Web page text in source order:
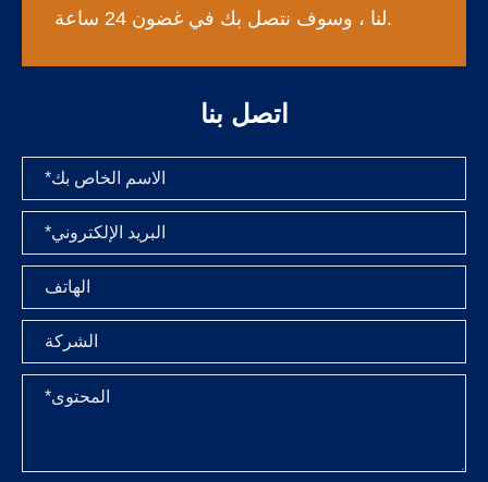
لنا ، وسوف نتصل بك في غضون 24 ساعة.
اتصل بنا